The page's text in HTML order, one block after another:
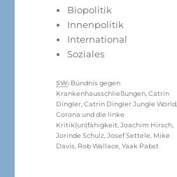
Kategorien
Biopolitik
Innenpolitik
International
Soziales
Schlagwörter
SW: Bündnis gegen
Krankenhausschließungen ,Catrin
Dingler ,Catrin Dingler Jungle World
Corona und die linke
Kritik(un)fähigkeit ,Joachim Hirsch
Jorinde Schulz ,Josef Settele Mike
Davis Rob Wallace ,Yaak Pabst